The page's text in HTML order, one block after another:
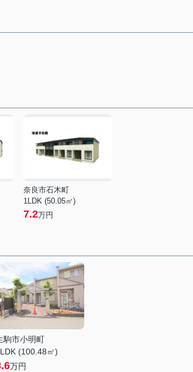
奈良市石木町
1LDK (50.05㎡)
7.2万円
駒市小明町
(100.48㎡)
万円